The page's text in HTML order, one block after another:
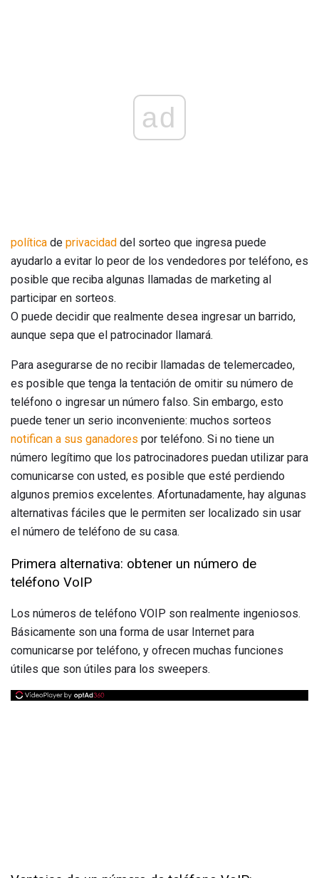
ad
política de privacidad del sorteo que ingresa puede
ayudarlo a evitar lo peor de los vendedores por teléfono, es
posible que reciba algunas llamadas de marketing al
participar en sorteos.
O puede decidir que realmente desea ingresar un barrido,
aunque sepa que el patrocinador llamará.
Para asegurarse de no recibir llamadas de telemercadeo,
es posible que tenga la tentación de omitir su número de
teléfono o ingresar un número falso. Sin embargo, esto
puede tener un serio inconveniente: muchos sorteos
notifican a sus ganadores por teléfono. Si no tiene un
número legítimo que los patrocinadores puedan utilizar para
comunicarse con usted, es posible que esté perdiendo
algunos premios excelentes. Afortunadamente, hay algunas
alternativas fáciles que le permiten ser localizado sin usar
el número de teléfono de su casa.
Primera alternativa: obtener un número de
teléfono VoIP
Los números de teléfono VOIP son realmente ingeniosos.
Básicamente son una forma de usar Internet para
comunicarse por teléfono, y ofrecen muchas funciones
útiles que son útiles para los sweepers.